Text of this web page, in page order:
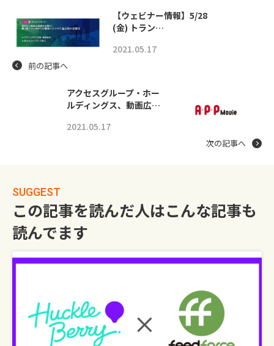
【ウェビナー情報】5/28
(金) トラン…
2021.05.17
前の記事へ
アクセスグループ・ホー
ルディングス、動画広…
2021.05.17
次の記事へ
SUGGEST
この記事を読んだ人はこんな記事も
読んでます